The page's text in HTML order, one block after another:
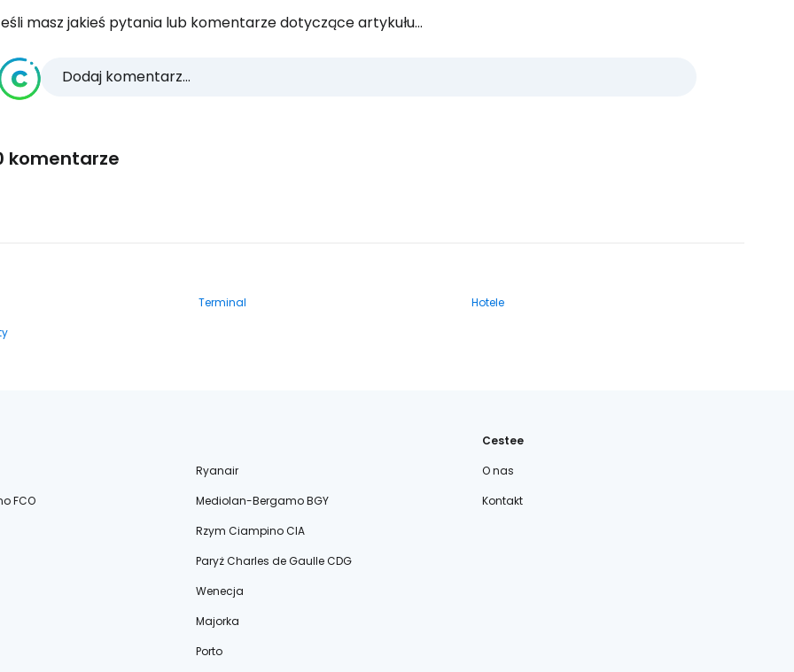
masz jakieś pytania lub komentarze dotyczące artykułu...
Dodaj komentarz...
komentarze
Terminal
Hotele
Ryanair
FCO
Mediolan-Bergamo BGY
Rzym Ciampino CIA
Paryż Charles de Gaulle CDG
Wenecja
Majorka
Porto
Cestee
O nas
Kontakt